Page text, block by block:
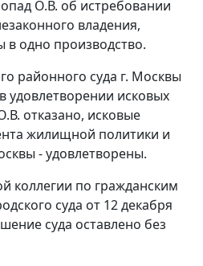
О.В. об истребовании
владения,
одно производство.
районного суда г. Москвы
удовлетворении исковых
отказано, исковые
жилищной политики и
- удовлетворены.
коллегии по гражданским
суда от 12 декабря
суда оставлено без